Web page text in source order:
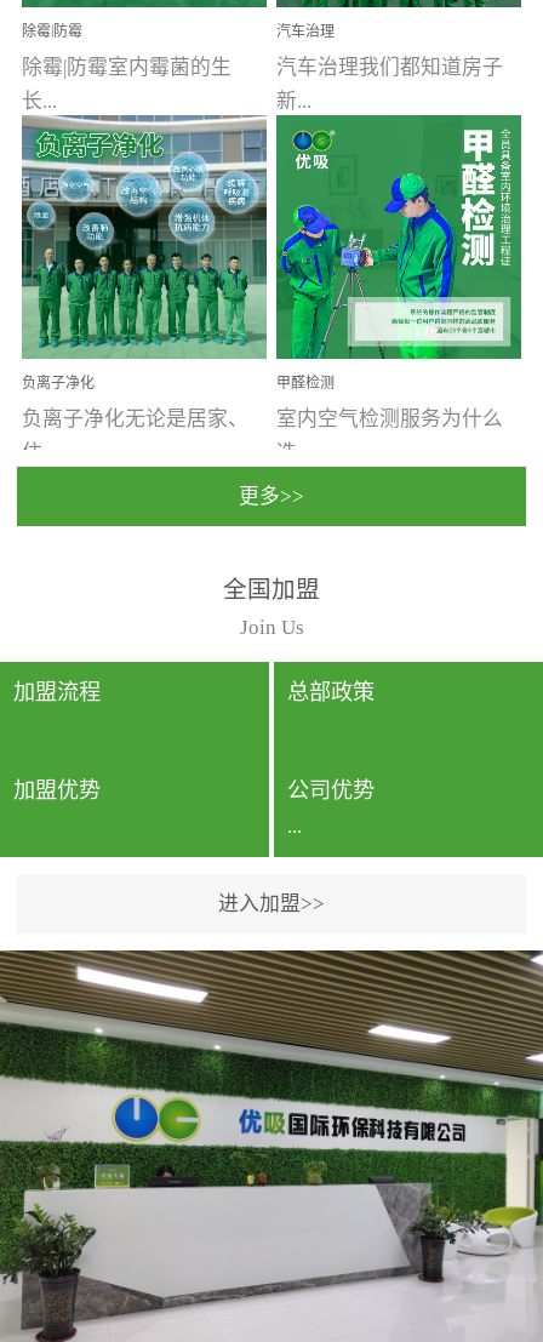
除霉|防霉
除霉|防霉室内霉菌的生
长...
受温度、湿度、基质养
分、通风四个条件影响，
温暖潮湿、营养物质多、
通风缓慢的空间最易滋生
大量霉菌的...
汽车治理
汽车治理我们都知道房子
新...
装修完会有甲醛，其实汽
车的甲醛超标问题更为严
重。汽车的空间范围小，
配件、皮具、装饰多，这
些都是汽...
负离子净化
负离子净化无论是居家、
住...
动，人类长时间停留的室
内空间都有整体消毒的需
要。因为空间内人流携带
的、空气...
甲醛检测
室内空气检测服务为什么
选...
行国家规定的标准检测方
法，空气采样量准确，检
测结果可靠，远胜于其他
检测...
更多>>
全国加盟
Join Us
加盟流程 总部政策
加盟优势 公司优势
...
专利保护优势、双甲资质
企业（“室内环境净化治理
甲级施工资质”“室内环境
污染治理资质等级证
书”）、拥有多名高级《环
境工程高级工程师》室内
空气治理资格认证的治理
人员、掌握室内空气净化
治理实用技术和五项专利
技术、八项计算机软件著
作权登记证书等。研发实
进入加盟>>